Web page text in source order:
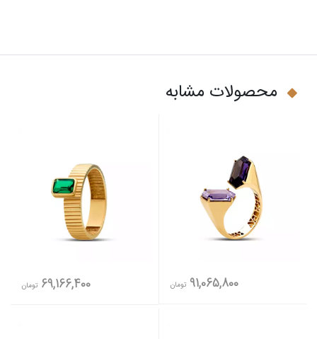
محصولات مشابه
91,065,800 تومان 69,166,400 تومان